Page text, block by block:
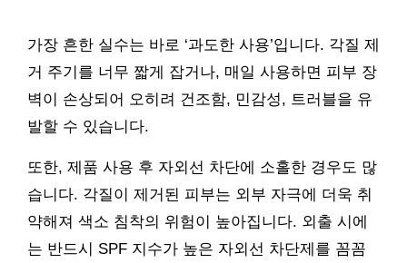
가장 흔한 실수는 바로 ‘과도한 사용’입니다. 각질 제
거 주기를 너무 짧게 잡거나, 매일 사용하면 피부 장
벽이 손상되어 오히려 건조함, 민감성, 트러블을 유
발할 수 있습니다.
또한, 제품 사용 후 자외선 차단에 소홀한 경우도 많
습니다. 각질이 제거된 피부는 외부 자극에 더욱 취
약해져 색소 침착의 위험이 높아집니다. 외출 시에
는 반드시 SPF 지수가 높은 자외선 차단제를 꼼꼼